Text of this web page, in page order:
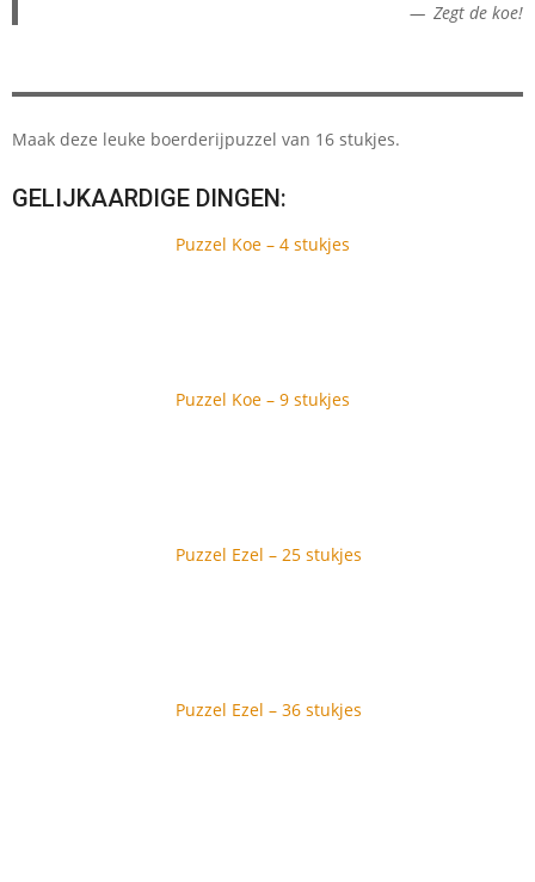
Zegt de koe!
Maak deze leuke boerderijpuzzel van 16 stukjes.
GELIJKAARDIGE DINGEN:
Puzzel Koe – 4 stukjes
Puzzel Koe – 9 stukjes
Puzzel Ezel – 25 stukjes
Puzzel Ezel – 36 stukjes